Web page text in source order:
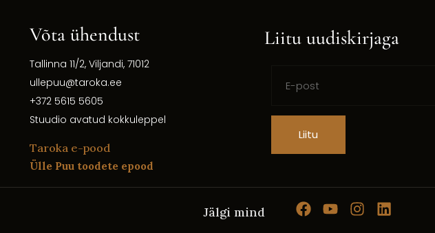
Võta ühendust
Tallinna 11/2, Viljandi, 71012
ullepuu@taroka.ee
+372 5615 5605
Stuudio avatud kokkuleppel
Taroka e-pood
Ülle Puu toodete epood
Liitu uudiskirjaga
Liitu
Jälgi mind